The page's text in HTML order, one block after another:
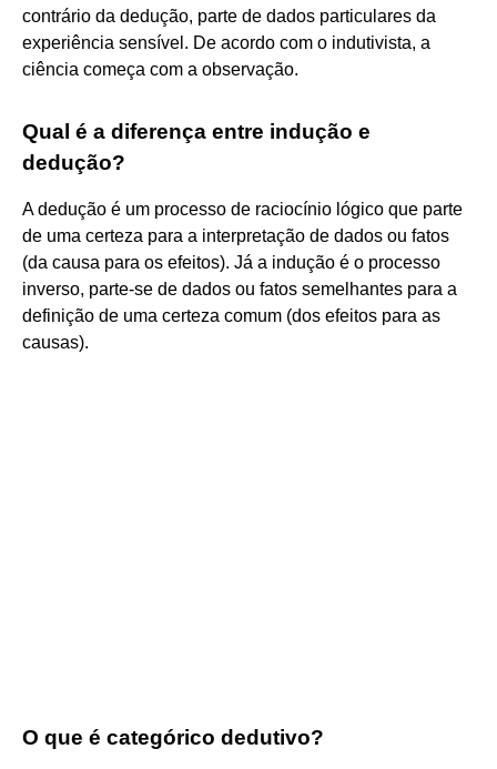
contrário da dedução, parte de dados particulares da
experiência sensível. De acordo com o indutivista, a
ciência começa com a observação.
Qual é a diferença entre indução e
dedução?
A dedução é um processo de raciocínio lógico que parte
de uma certeza para a interpretação de dados ou fatos
(da causa para os efeitos). Já a indução é o processo
inverso, parte-se de dados ou fatos semelhantes para a
definição de uma certeza comum (dos efeitos para as
causas).
O que é categórico dedutivo?